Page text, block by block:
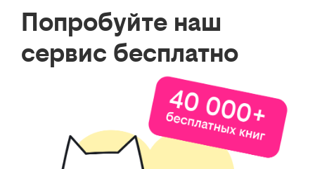
Попробуйте наш
сервис бесплатно